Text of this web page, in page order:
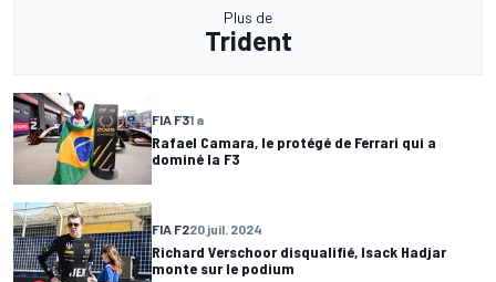
Plus de
Trident
FIA F31 a
Rafael Camara, le protégé de Ferrari qui a
dominé la F3
FIA F220 juil. 2024
Richard Verschoor disqualifié, Isack Hadjar
monte sur le podium